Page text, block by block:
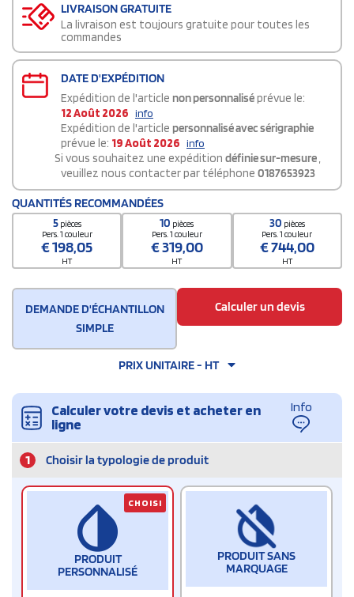
LIVRAISON GRATUITE
La livraison est toujours gratuite pour toutes les
commandes
DATE D'EXPÉDITION
Expédition de l'article non personnaliséprévue le:
12 Août 2026 info
Expédition de l'article personnalisé avec sérigraphie
prévue le: 19 Août 2026 info
Si vous souhaitez une expédition définie sur-mesure,
veuillez nous contacter par téléphone 0187653923
QUANTITÉS RECOMMANDÉES
5 pièces
Pers. 1 couleur
€198,05
HT
10 pièces
Pers. 1 couleur
€319,00
HT
30 pièces
Pers. 1 couleur
€744,00
HT
DEMANDE D'ÉCHANTILLON
SIMPLE
Calculer un devis
PRIX UNITAIRE - HT
Calculer votre devis et acheter en
ligne
Info
1 Choisir la typologie de produit
PRODUIT
PERSONNALISÉ
CHOISI
PRODUIT SANS
MARQUAGE